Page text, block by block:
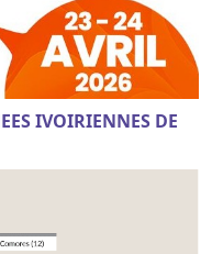
IVOIRIENNES DE